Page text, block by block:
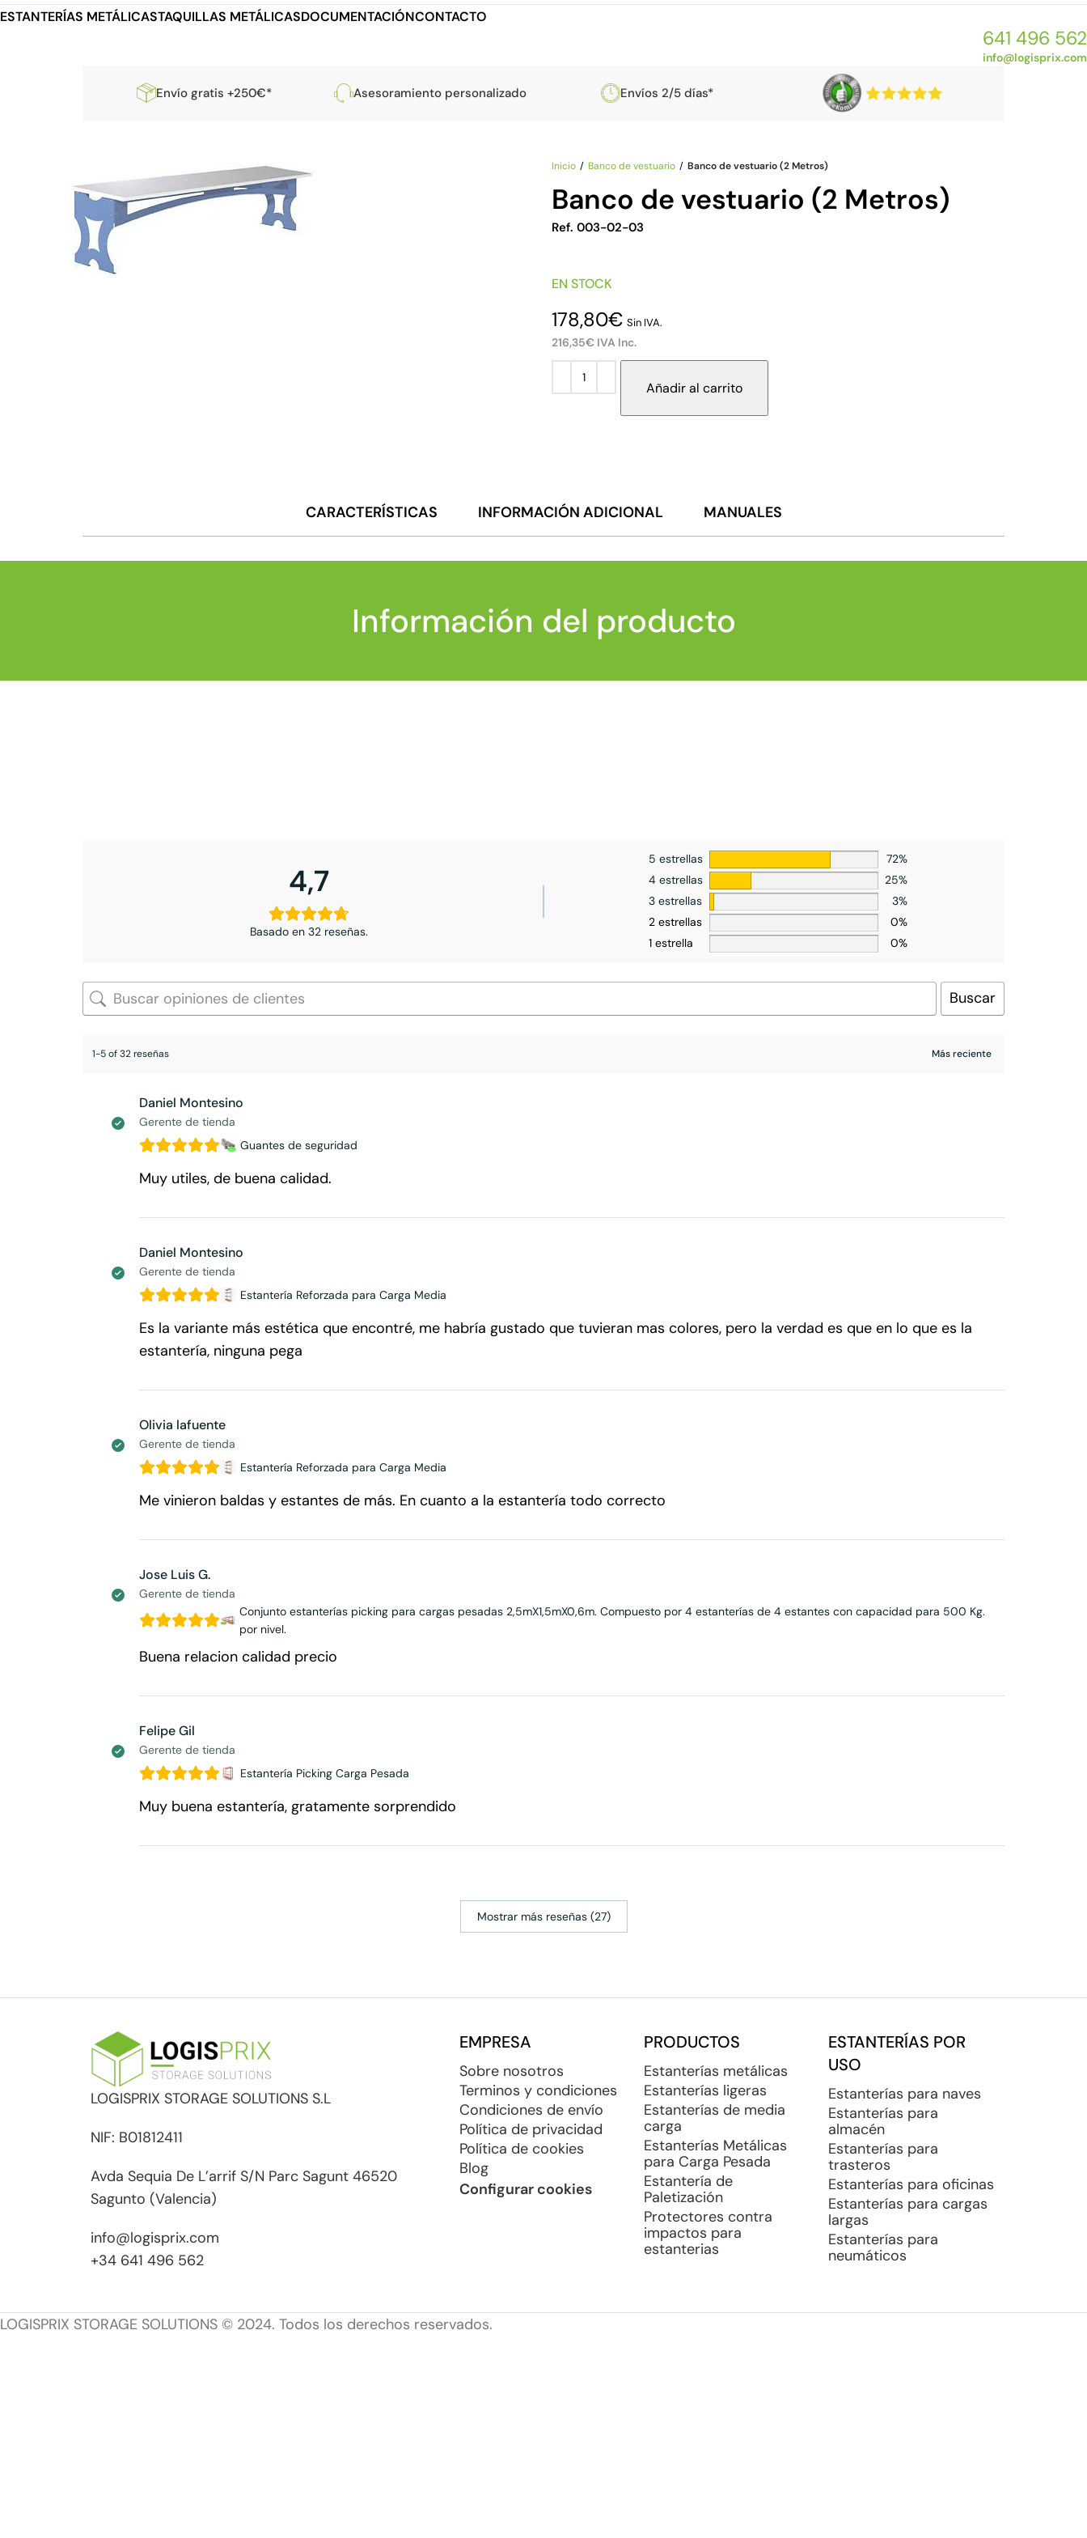
ESTANTERÍAS METÁLICASTAQUILLAS METÁLICASDOCUMENTACIÓNCONTACTO
641 496 562
info@logisprix.com
Envío gratis +250€* Asesoramiento personalizado Envíos 2/5 días*
Inicio Banco de vestuario Banco de vestuario (2 Metros)
Banco de vestuario (2 Metros)
Ref. 003-02-03
EN STOCK
178,80€ Sin IVA.
216,35€ IVA Inc.
Añadir al carrito
CARACTERÍSTICAS INFORMACIÓN ADICIONAL MANUALES
Información del producto
4,7
Basado en 32 reseñas.
5 estrellas
72%
4 estrellas
25%
3 estrellas
3%
2 estrellas
0%
1 estrella
0%
Buscar
1-5 of 32 reseñas
Daniel Montesino
Gerente de tienda
Guantes de seguridad
Muy utiles, de buena calidad.
Daniel Montesino
Gerente de tienda
Estantería Reforzada para Carga Media
Es la variante más estética que encontré, me habría gustado que tuvieran mas colores, pero la verdad es que en lo que es la
estantería, ninguna pega
Olivia lafuente
Gerente de tienda
Estantería Reforzada para Carga Media
Me vinieron baldas y estantes de más. En cuanto a la estantería todo correcto
Jose Luis G.
Gerente de tienda
Conjunto estanterías picking para cargas pesadas 2,5mX1,5mX0,6m. Compuesto por 4 estanterías de 4 estantes con capacidad para 500 Kg.
por nivel.
Buena relacion calidad precio
Felipe Gil
Gerente de tienda
Estantería Picking Carga Pesada
Muy buena estantería, gratamente sorprendido
Mostrar más reseñas (27)
LOGISPRIX STORAGE SOLUTIONS S.L
NIF: B01812411
Avda Sequia De L’arrif S/N Parc Sagunt 46520
Sagunto (Valencia)
info@logisprix.com
+34 641 496 562
EMPRESA
Sobre nosotros
Terminos y condiciones
Condiciones de envío
Política de privacidad
Política de cookies
Blog
Configurar cookies
PRODUCTOS
Estanterías metálicas
Estanterías ligeras
Estanterías de media
carga
Estanterías Metálicas
para Carga Pesada
Estantería de
Paletización
Protectores contra
impactos para
estanterias
ESTANTERÍAS POR
USO
Estanterías para naves
Estanterías para
almacén
Estanterías para
trasteros
Estanterías para oficinas
Estanterías para cargas
largas
Estanterías para
neumáticos
LOGISPRIX STORAGE SOLUTIONS © 2024. Todos los derechos reservados.